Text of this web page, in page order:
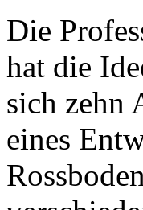
Die
hat die
sich zehn
eines